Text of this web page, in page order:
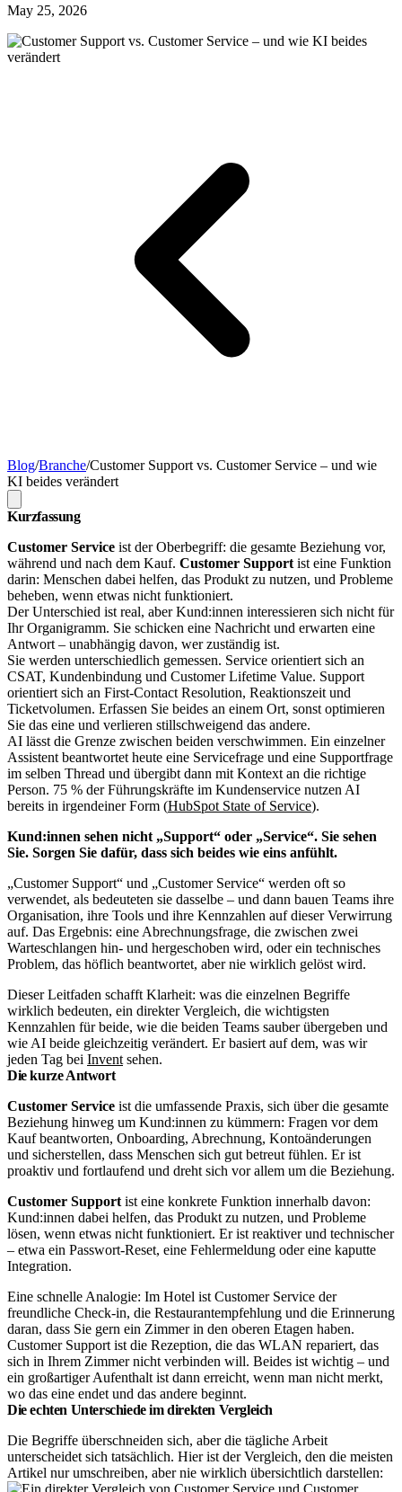
May 25, 2026
Blog/Branche/Customer Support vs. Customer Service – und wie
KI beides verändert
Kurzfassung
Customer Service ist der Oberbegriff: die gesamte Beziehung vor,
während und nach dem Kauf. Customer Support ist eine Funktion
darin: Menschen dabei helfen, das Produkt zu nutzen, und Probleme
beheben, wenn etwas nicht funktioniert.
Der Unterschied ist real, aber Kund:innen interessieren sich nicht für
Ihr Organigramm. Sie schicken eine Nachricht und erwarten eine
Antwort – unabhängig davon, wer zuständig ist.
Sie werden unterschiedlich gemessen. Service orientiert sich an
CSAT, Kundenbindung und Customer Lifetime Value. Support
orientiert sich an First-Contact Resolution, Reaktionszeit und
Ticketvolumen. Erfassen Sie beides an einem Ort, sonst optimieren
Sie das eine und verlieren stillschweigend das andere.
AI lässt die Grenze zwischen beiden verschwimmen. Ein einzelner
Assistent beantwortet heute eine Servicefrage und eine Supportfrage
im selben Thread und übergibt dann mit Kontext an die richtige
Person. 75 % der Führungskräfte im Kundenservice nutzen AI
bereits in irgendeiner Form (HubSpot State of Service).
Kund:innen sehen nicht „Support“ oder „Service“. Sie sehen
Sie. Sorgen Sie dafür, dass sich beides wie eins anfühlt.
„Customer Support“ und „Customer Service“ werden oft so
verwendet, als bedeuteten sie dasselbe – und dann bauen Teams ihre
Organisation, ihre Tools und ihre Kennzahlen auf dieser Verwirrung
auf. Das Ergebnis: eine Abrechnungsfrage, die zwischen zwei
Warteschlangen hin- und hergeschoben wird, oder ein technisches
Problem, das höflich beantwortet, aber nie wirklich gelöst wird.
Dieser Leitfaden schafft Klarheit: was die einzelnen Begriffe
wirklich bedeuten, ein direkter Vergleich, die wichtigsten
Kennzahlen für beide, wie die beiden Teams sauber übergeben und
wie AI beide gleichzeitig verändert. Er basiert auf dem, was wir
jeden Tag bei Invent sehen.
Die kurze Antwort
Customer Service ist die umfassende Praxis, sich über die gesamte
Beziehung hinweg um Kund:innen zu kümmern: Fragen vor dem
Kauf beantworten, Onboarding, Abrechnung, Kontoänderungen
und sicherstellen, dass Menschen sich gut betreut fühlen. Er ist
proaktiv und fortlaufend und dreht sich vor allem um die Beziehung.
Customer Support ist eine konkrete Funktion innerhalb davon:
Kund:innen dabei helfen, das Produkt zu nutzen, und Probleme
lösen, wenn etwas nicht funktioniert. Er ist reaktiver und technischer
– etwa ein Passwort-Reset, eine Fehlermeldung oder eine kaputte
Integration.
Eine schnelle Analogie: Im Hotel ist Customer Service der
freundliche Check-in, die Restaurantempfehlung und die Erinnerung
daran, dass Sie gern ein Zimmer in den oberen Etagen haben.
Customer Support ist die Rezeption, die das WLAN repariert, das
sich in Ihrem Zimmer nicht verbinden will. Beides ist wichtig – und
ein großartiger Aufenthalt ist dann erreicht, wenn man nicht merkt,
wo das eine endet und das andere beginnt.
Die echten Unterschiede im direkten Vergleich
Die Begriffe überschneiden sich, aber die tägliche Arbeit
unterscheidet sich tatsächlich. Hier ist der Vergleich, den die meisten
Artikel nur umschreiben, aber nie wirklich übersichtlich darstellen: